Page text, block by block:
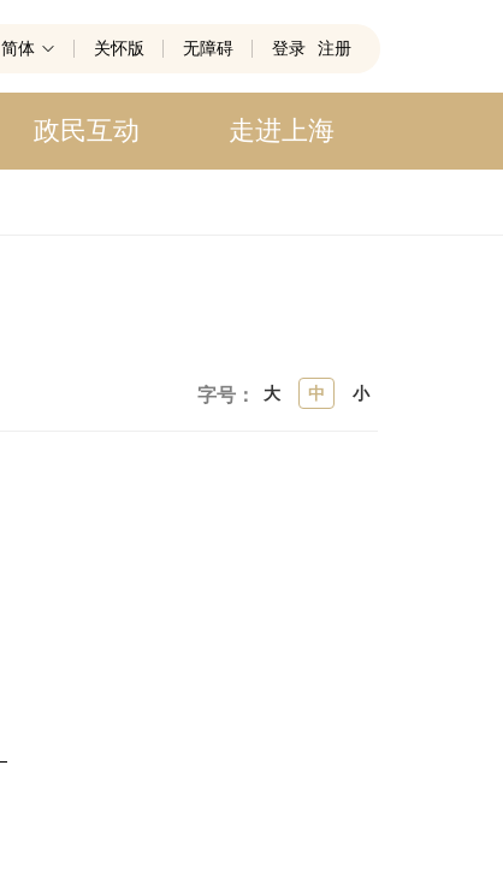
简体 关怀版 无障碍 登录 注册
政民互动 走进上海
字号： 大 中 小